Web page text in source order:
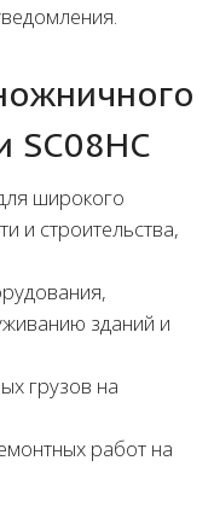
широкого
и строительства,
зданий и
грузов на
работ на